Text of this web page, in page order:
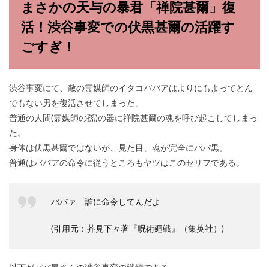
まさかの天与の暴君「禅院甚爾」復
活！渋谷事変での伏黒甚爾の活躍す
ごすぎ！
渋谷事変にて、敵の霊媒師のイタコババアはよりにもよってとん
でもない男を復活させてしまった。
普通の人間(霊媒師の孫)の器に禅院甚爾の魂を呼び起こしてしまっ
た。
身体は伏黒甚爾ではないが、見た目、魂が完全にパパ黒。
普通はババアの命令に従うところもヤツはこのセリフである。
ババァ 誰に命令してんだよ
(引用元：芥見下々著『呪術廻戦』（集英社）)